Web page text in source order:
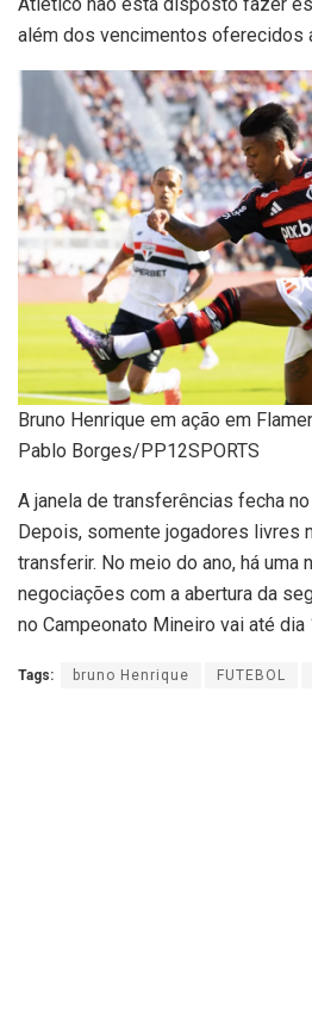
além dos vencimentos oferecidos
Bruno Henrique em ação em
Pablo Borges/PP12SPORTS
A janela de transferências fecha
Depois, somente jogadores livres
transferir. No meio do ano, há uma
negociações com a abertura da
no Campeonato Mineiro vai até
Tags: bruno Henrique FUTEBOL